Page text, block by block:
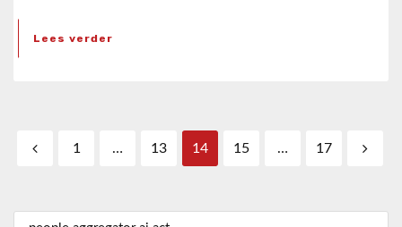
Lees verder
Berichten paginering
1 … 13 14 15 … 17
Zoeken naar: